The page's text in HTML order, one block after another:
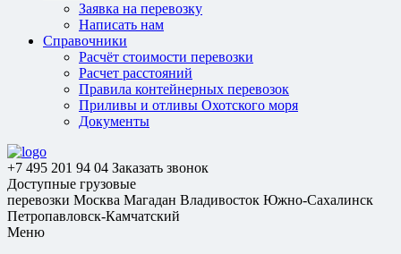
Заявка на перевозку
Написать нам
Справочники
Расчёт стоимости перевозки
Расчет расстояний
Правила контейнерных перевозок
Приливы и отливы Охотского моря
Документы
+7 495 201 94 04 Заказать звонок
Доступные грузовые
перевозки Москва Магадан Владивосток Южно-Сахалинск
Петропавловск-Камчатский
Меню